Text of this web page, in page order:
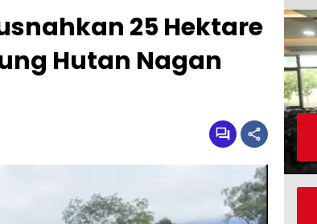
25 Hektare
Hutan Nagan